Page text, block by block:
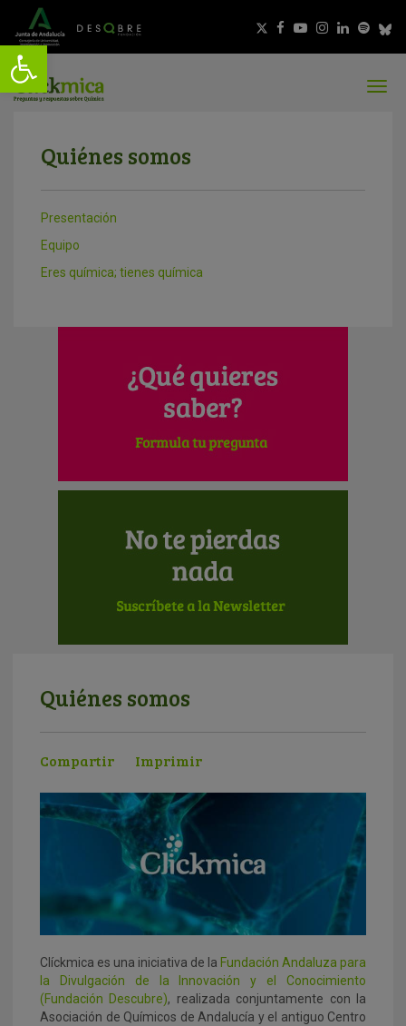
Quiénes somos
Presentación
Equipo
Eres química; tienes química
Quiénes somos
Compartir Imprimir
Clíckmica es una iniciativa de la Fundación Andaluza para
la Divulgación de la Innovación y el Conocimiento
(Fundación Descubre), realizada conjuntamente con la
Asociación de Químicos de Andalucía y el antiguo Centro